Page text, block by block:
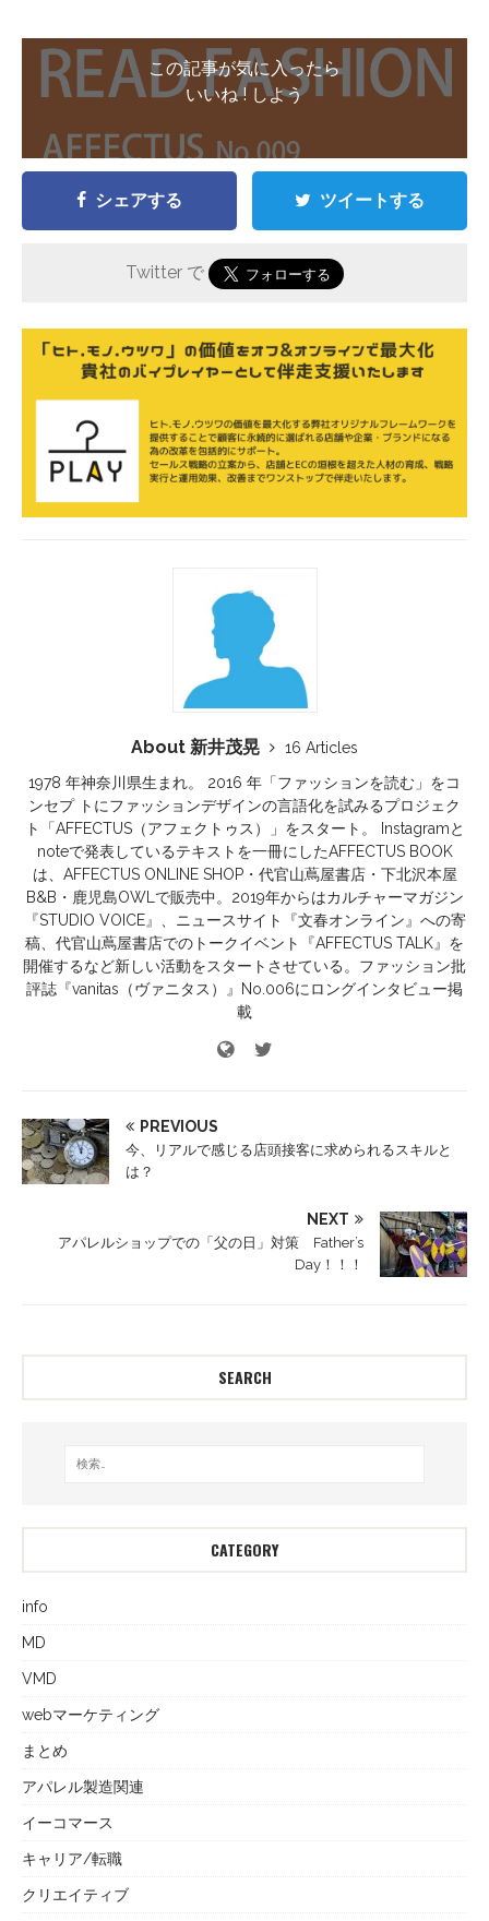
この記事が気に入ったら
いいね ! しよう
シェアする ツイートする
Twitter で
About 新井茂晃
16 Articles
1978 年神奈川県生まれ。 2016 年「ファッションを読む」をコ
ンセプ トにファッションデザインの言語化を試みるプロジェク
ト「AFFECTUS（アフェクトゥス）」をスタート。 Instagramと
noteで発表しているテキストを一冊にしたAFFECTUS BOOK
は、AFFECTUS ONLINE SHOP・代官山蔦屋書店・下北沢本屋
B&B・鹿児島OWLで販売中。2019年からはカルチャーマガジン
『STUDIO VOICE』、ニュースサイト『文春オンライン』への寄
稿、代官山蔦屋書店でのトークイベント『AFFECTUS TALK』を
開催するなど新しい活動をスタートさせている。ファッション批
評誌『vanitas（ヴァニタス）』No.006にロングインタビュー掲
載
PREVIOUS
今、リアルで感じる店頭接客に求められるスキルと
は？
NEXT
アパレルショップでの「父の日」対策 Father’s
Day！！！
SEARCH
CATEGORY
info
MD
VMD
webマーケティング
まとめ
アパレル製造関連
イーコマース
キャリア/転職
クリエイティブ